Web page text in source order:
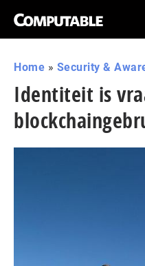
Home » Security &
Identiteit is